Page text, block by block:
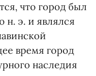
что город был
н. э. и являлся
время город
наследия